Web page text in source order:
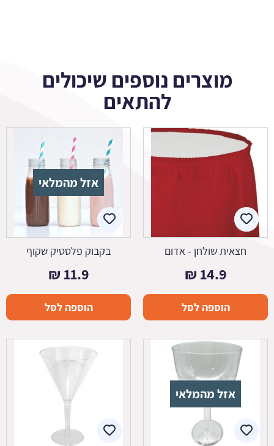
מוצרים נוספים שיכולים
להתאים
חצאית שולחן - אדום
14.9
₪
הוספה לסל
אזל מהמלאי
בקבוק פלסטיק שקוף
11.9
₪
הוספה לסל
אזל מהמלאי